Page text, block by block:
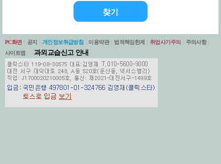
PC화면 공지 개인정보취급방침 이용약관 법적책임한계 취업사기주의 주의사항
사이트맵
과외교습신고 안내